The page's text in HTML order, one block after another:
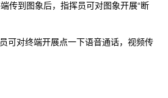
传到图象后，指挥员可对图象开展“断
可对终端开展点一下语音通话，视频传